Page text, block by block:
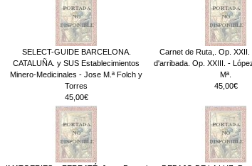
SELECT-GUIDE BARCELONA.
CATALUÑA. y SUS Establecimientos
Minero-Medicinales - Jose M.ª Folch y
Torres
45,00€
Carnet de Ruta,. Op. XXII.
d'arribada. Op. XXIII. -
Mª.
45,00€